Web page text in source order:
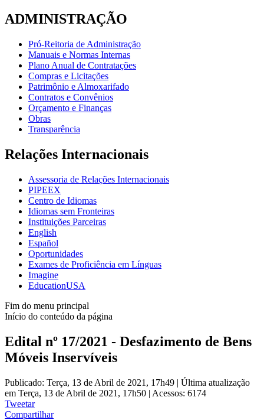
ADMINISTRAÇÃO
Pró-Reitoria de Administração
Manuais e Normas Internas
Plano Anual de Contratações
Compras e Licitações
Patrimônio e Almoxarifado
Contratos e Convênios
Orçamento e Finanças
Obras
Transparência
Relações Internacionais
Assessoria de Relações Internacionais
PIPEEX
Centro de Idiomas
Idiomas sem Fronteiras
Instituições Parceiras
English
Español
Oportunidades
Exames de Proficiência em Línguas
Imagine
EducationUSA
Fim do menu principal
Início do conteúdo da página
Edital nº 17/2021 - Desfazimento de Bens
Móveis Inservíveis
Publicado: Terça, 13 de Abril de 2021, 17h49 | Última atualização
em Terça, 13 de Abril de 2021, 17h50 | Acessos: 6174
Tweetar
Compartilhar